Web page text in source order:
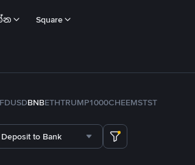
Square
FDUSDBNBETHTRUMP1000CHEEMSTST
to Bank